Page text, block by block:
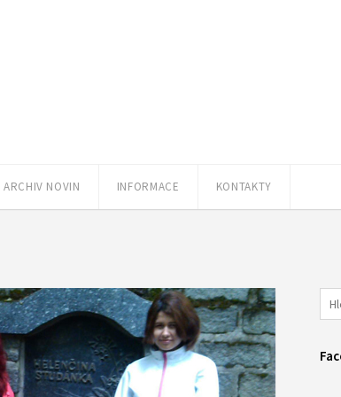
ARCHIV NOVIN INFORMACE KONTAKTY